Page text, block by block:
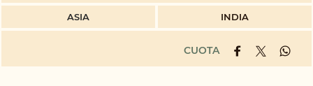
ASIA INDIA
CUOTA